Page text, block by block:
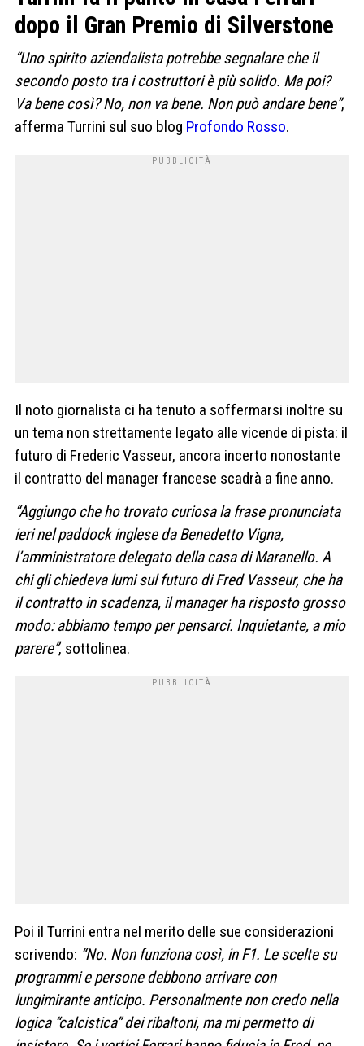
dopo il Gran Premio di Silverstone
“Uno spirito aziendalista potrebbe segnalare che il
secondo posto tra i costruttori è più solido. Ma poi?
Va bene così?No, non va bene. Non può andare bene”,
afferma Turrini sul suo blog Profondo Rosso.
Il noto giornalista ci ha tenuto a soffermarsi inoltre su
un tema non strettamente legato alle vicende di pista: il
futuro di Frederic Vasseur, ancora incerto nonostante
il contratto del manager francese scadrà a fine anno.
“Aggiungo che ho trovato curiosa la frase pronunciata
ieri nel paddock inglese da Benedetto Vigna,
l’amministratore delegato della casa di Maranello. A
chi gli chiedeva lumi sul futuro di Fred Vasseur, che ha
il contratto in scadenza, il manager ha risposto grosso
modo: abbiamo tempo per pensarci. Inquietante, a mio
parere”, sottolinea.
Poi il Turrini entra nel merito delle sue considerazioni
scrivendo: “No. Non funziona così, in F1. Le scelte su
programmi e persone debbono arrivare con
lungimirante anticipo. Personalmente non credo nella
logica “calcistica” dei ribaltoni, ma mi permetto di